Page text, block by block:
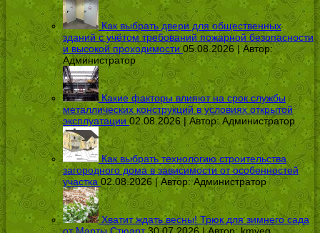
Как выбрать двери для общественных
зданий с учётом требований пожарной безопасности
и высокой проходимости 05.08.2026 | Автор:
Администратор
Какие факторы влияют на срок службы
металлических конструкций в условиях открытой
эксплуатации 02.08.2026 | Автор:Администратор
Как выбрать технологию строительства
загородного дома в зависимости от особенностей
участка 02.08.2026 | Автор:Администратор
Хватит ждать весны! Трюк для зимнего сада